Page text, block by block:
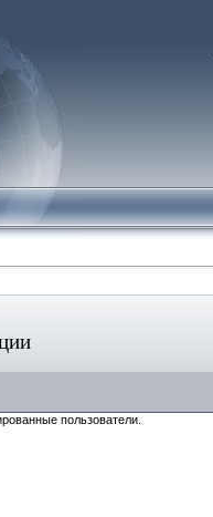
пользователи.